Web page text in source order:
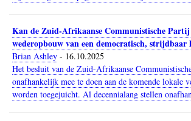
Kan de Zuid-Afrikaanse Communistische
wederopbouw van een democratisch, strijdbaar
Brian Ashley - 16.10.2025
Het besluit van de Zuid-Afrikaanse
onafhankelijk mee te doen aan de komende lokale
worden toegejuicht. Al decennialang stellen